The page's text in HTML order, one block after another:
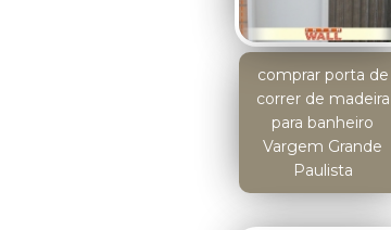
comprar porta de
correr de madeira
para banheiro
Vargem Grande
Paulista